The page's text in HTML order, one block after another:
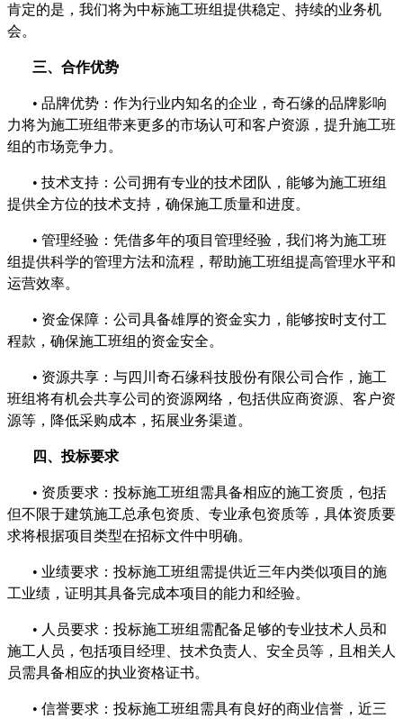
肯定的是，我们将为中标施工班组提供稳定、持续的业务机
会。
三、合作优势
• 品牌优势：作为行业内知名的企业，奇石缘的品牌影响
力将为施工班组带来更多的市场认可和客户资源，提升施工班
组的市场竞争力。
• 技术支持：公司拥有专业的技术团队，能够为施工班组
提供全方位的技术支持，确保施工质量和进度。
• 管理经验：凭借多年的项目管理经验，我们将为施工班
组提供科学的管理方法和流程，帮助施工班组提高管理水平和
运营效率。
• 资金保障：公司具备雄厚的资金实力，能够按时支付工
程款，确保施工班组的资金安全。
• 资源共享：与四川奇石缘科技股份有限公司合作，施工
班组将有机会共享公司的资源网络，包括供应商资源、客户资
源等，降低采购成本，拓展业务渠道。
四、投标要求
• 资质要求：投标施工班组需具备相应的施工资质，包括
但不限于建筑施工总承包资质、专业承包资质等，具体资质要
求将根据项目类型在招标文件中明确。
• 业绩要求：投标施工班组需提供近三年内类似项目的施
工业绩，证明其具备完成本项目的能力和经验。
• 人员要求：投标施工班组需配备足够的专业技术人员和
施工人员，包括项目经理、技术负责人、安全员等，且相关人
员需具备相应的执业资格证书。
• 信誉要求：投标施工班组需具有良好的商业信誉，近三